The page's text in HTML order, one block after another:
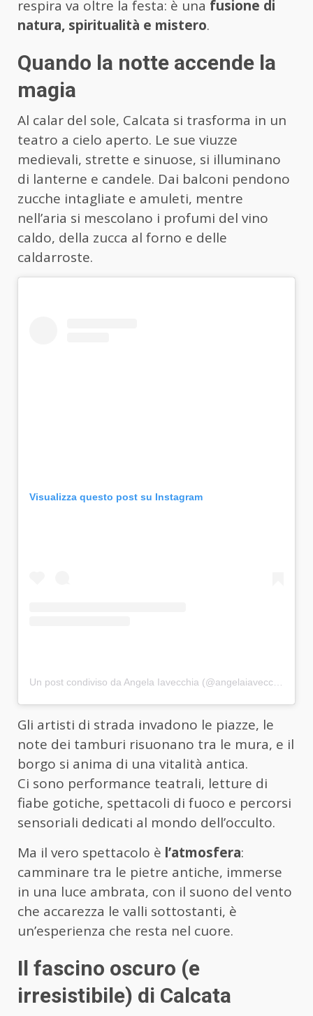
respira va oltre la festa: è una fusione di
natura, spiritualità e mistero.
Quando la notte accende la
magia
Al calar del sole, Calcata si trasforma in un
teatro a cielo aperto. Le sue viuzze
medievali, strette e sinuose, si illuminano
di lanterne e candele. Dai balconi pendono
zucche intagliate e amuleti, mentre
nell’aria si mescolano i profumi del vino
caldo, della zucca al forno e delle
caldarroste.
Visualizza questo post su Instagram
Gli artisti di strada invadono le piazze, le
note dei tamburi risuonano tra le mura, e il
borgo si anima di una vitalità antica.
Ci sono performance teatrali, letture di
fiabe gotiche, spettacoli di fuoco e percorsi
sensoriali dedicati al mondo dell’occulto.
Ma il vero spettacolo è l’atmosfera:
camminare tra le pietre antiche, immerse
in una luce ambrata, con il suono del vento
che accarezza le valli sottostanti, è
un’esperienza che resta nel cuore.
Il fascino oscuro (e
irresistibile) di Calcata